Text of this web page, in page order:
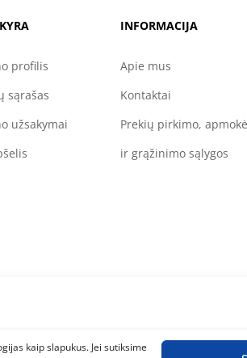
kaip slapukus. Jei sutiksime
profilis
sąrašas
užsakymai
INFORMACIJA
Apie mus
Kontaktai
Prekių pirkimo,
ir grąžinimo sąlygos